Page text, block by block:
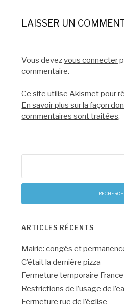
LAISSER UN
Vous devezvous connecter
commentaire.
Ce site utilise Akismet pour
En savoir plus sur la façon
commentaires sont traitées.
ARTICLES RÉCENTS
Mairie: congés et
C’était la dernière pizza
Fermeture temporaire
Restrictions de l’usage de
Fermeture rue de l’église